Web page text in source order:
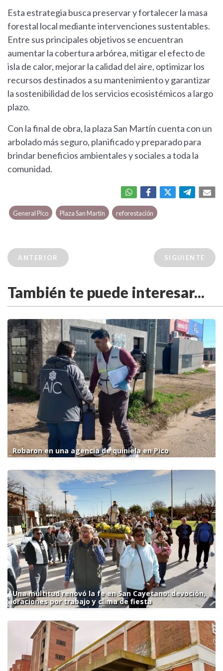
Esta estrategia busca preservar y fortalecer la masa
forestal local mediante intervenciones sustentables.
Entre sus principales objetivos se encuentran
aumentar la cobertura arbórea, mitigar el efecto de
isla de calor, mejorar la calidad del aire, optimizar los
recursos destinados a su mantenimiento y garantizar
la sostenibilidad de los servicios ecosistémicos a largo
plazo.
Con la final de obra, la plaza San Martín cuenta con un
arbolado más seguro, planificado y preparado para
brindar beneficios ambientales y sociales a toda la
comunidad.
General Pico Plaza San Martín reforestación
ANTERIOR SIGUIENTE
También te puede interesar...
Robaron en una agencia de quiniela en Pico
Una multitud renovó la fe en San Cayetano: devoción,
oraciones por trabajo y clima de fiesta